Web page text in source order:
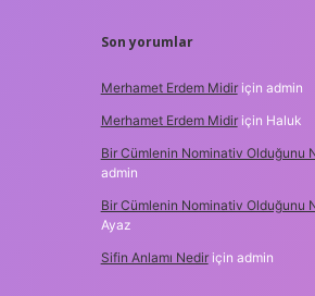
Son yorumlar
Merhamet Erdem Midiriçin admin
Merhamet Erdem Midiriçin Haluk
Bir Cümlenin Nominativ Olduğunu
admin
Bir Cümlenin Nominativ Olduğunu
Ayaz
Sifin Anlamı Nediriçin admin